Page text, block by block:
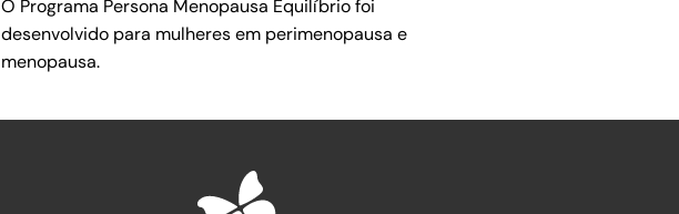
O Programa Persona Menopausa Equilíbrio foi
desenvolvido para mulheres em perimenopausa e
menopausa.